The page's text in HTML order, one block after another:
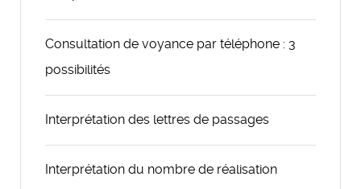
Consultation de voyance par téléphone : 3
possibilités
Interprétation des lettres de passages
Interprétation du nombre de réalisation